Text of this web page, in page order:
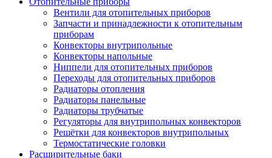
Вентили для отопительных приборов
Запчасти и принадлежности к отопительным
приборам
Конвекторы внутрипольные
Конвекторы напольные
Ниппели для отопительных приборов
Переходы для отопительных приборов
Радиаторы отопления
Радиаторы панельные
Радиаторы трубчатые
Регуляторы для внутрипольных конвекторов
Решётки для конвекторов внутрипольных
Термостатические головки
Расширительные баки